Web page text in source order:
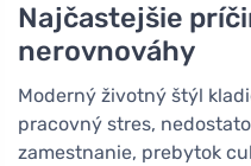
Najčastejšie
nerovnováhy
Moderný životný štýl
pracovný stres,
zamestnanie, prebytok